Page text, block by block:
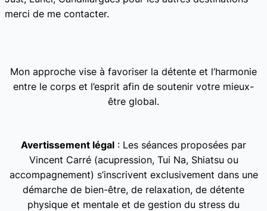
merci de me contacter.
Mon approche vise à favoriser la détente et l’harmonie
entre le corps et l’esprit afin de soutenir votre mieux-
être global.
Avertissement légal : Les séances proposées par
Vincent Carré (acupression, Tui Na, Shiatsu ou
accompagnement) s’inscrivent exclusivement dans une
démarche de bien-être, de relaxation, de détente
physique et mentale et de gestion du stress du